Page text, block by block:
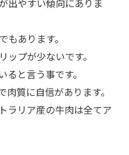
出やすい傾向にありま
もあります。
プが少ないです。
と言う事です。
質に自信があります。
ラリア産の牛肉は全てア